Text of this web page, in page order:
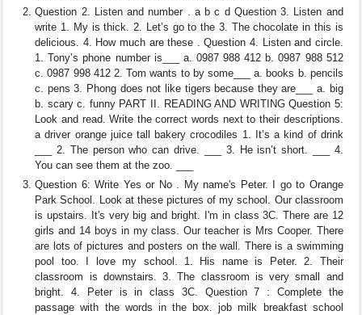
Question 2. Listen and number . a b c d Question 3. Listen and
write 1. My is thick. 2. Let’s go to the 3. The chocolate in this is
delicious. 4. How much are these . Question 4. Listen and circle.
1. Tony’s phone number is___ a. 0987 988 412 b. 0987 988 512
c. 0987 998 412 2. Tom wants to by some___ a. books b. pencils
c. pens 3. Phong does not like tigers because they are___ a. big
b. scary c. funny PART II. READING AND WRITING Question 5:
Look and read. Write the correct words next to their descriptions.
a driver orange juice tall bakery crocodiles 1. It’s a kind of drink
___ 2. The person who can drive. ___ 3. He isn’t short. ___ 4.
You can see them at the zoo. ___
Question 6: Write Yes or No . My name's Peter. I go to Orange
Park School. Look at these pictures of my school. Our classroom
is upstairs. It's very big and bright. I'm in class 3C. There are 12
girls and 14 boys in my class. Our teacher is Mrs Cooper. There
are lots of pictures and posters on the wall. There is a swimming
pool too. I love my school. 1. His name is Peter. 2. Their
classroom is downstairs. 3. The classroom is very small and
bright. 4. Peter is in class 3C. Question 7 : Complete the
passage with the words in the box. job milk breakfast school